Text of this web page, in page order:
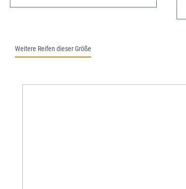
Weitere Reifen dieser Größe